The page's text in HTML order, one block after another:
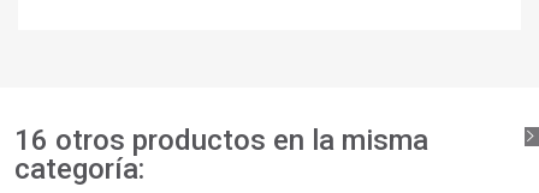
16 otros productos en la misma
categoría: